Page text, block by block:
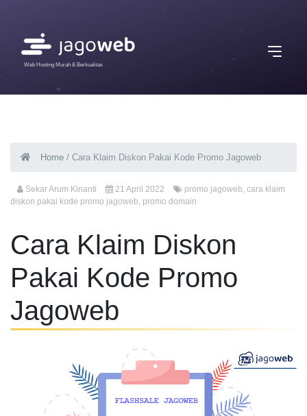
Web Hosting Murah & Berkualitas
Home / Cara Klaim Diskon Pakai Kode Promo Jagoweb
Sekar Arum Kinanti 21 April 2022 promo jagoweb, cara klaim
diskon pakai kode promo jagoweb, promo domain
Cara Klaim Diskon
Pakai Kode Promo
Jagoweb